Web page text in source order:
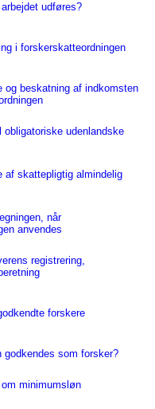
udføres?
i forskerskatteordningen
og beskatning af indkomsten
obligatoriske udenlandske
af skattepligtig almindelig
når
anvendes
registrering,
forskere
godkendes som forsker?
minimumsløn